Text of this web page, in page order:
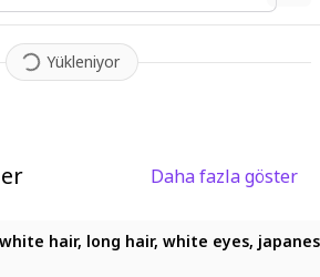
Yükleniyor
Daha fazla göster
from a 3/4 view depicts a young
hair, long hair, white eyes,